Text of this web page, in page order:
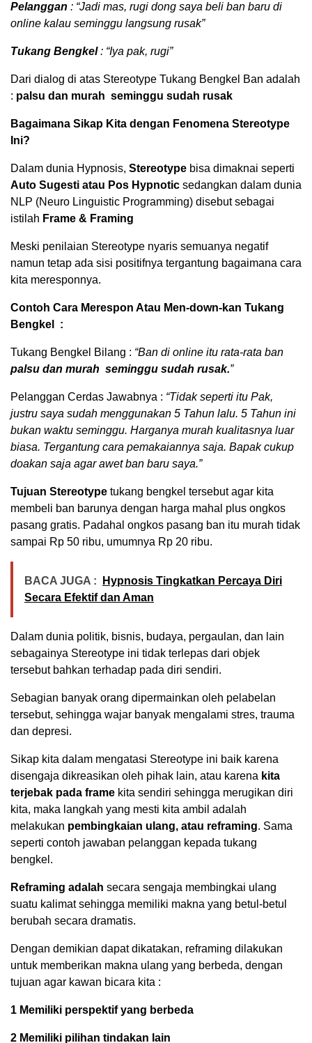
Pelanggan : “Jadi mas, rugi dong saya beli ban baru di
online kalau seminggu langsung rusak”
Tukang Bengkel: “Iya pak, rugi”
Dari dialog di atas Stereotype Tukang Bengkel Ban adalah
: palsu dan murah seminggu sudah rusak
Bagaimana Sikap Kita dengan Fenomena Stereotype
Ini?
Dalam dunia Hypnosis, Stereotype bisa dimaknai seperti
Auto Sugesti atau Pos Hypnotic sedangkan dalam dunia
NLP (Neuro Linguistic Programming) disebut sebagai
istilah Frame & Framing
Meski penilaian Stereotype nyaris semuanya negatif
namun tetap ada sisi positifnya tergantung bagaimana cara
kita meresponnya.
Contoh Cara Merespon Atau Men-down-kan Tukang
Bengkel :
Tukang Bengkel Bilang : “Ban di online itu rata-rata ban
palsu dan murah seminggu sudah rusak.”
Pelanggan Cerdas Jawabnya : “Tidak seperti itu Pak,
justru saya sudah menggunakan 5 Tahun lalu. 5 Tahun ini
bukan waktu seminggu. Harganya murah kualitasnya luar
biasa. Tergantung cara pemakaiannya saja. Bapak cukup
doakan saja agar awet ban baru saya.”
Tujuan Stereotype tukang bengkel tersebut agar kita
membeli ban barunya dengan harga mahal plus ongkos
pasang gratis. Padahal ongkos pasang ban itu murah tidak
sampai Rp 50 ribu, umumnya Rp 20 ribu.
BACA JUGA :
Hypnosis Tingkatkan Percaya Diri
Secara Efektif dan Aman
Dalam dunia politik, bisnis, budaya, pergaulan, dan lain
sebagainya Stereotype ini tidak terlepas dari objek
tersebut bahkan terhadap pada diri sendiri.
Sebagian banyak orang dipermainkan oleh pelabelan
tersebut, sehingga wajar banyak mengalami stres, trauma
dan depresi.
Sikap kita dalam mengatasi Stereotype ini baik karena
disengaja dikreasikan oleh pihak lain, atau karena kita
terjebak pada frame kita sendiri sehingga merugikan diri
kita, maka langkah yang mesti kita ambil adalah
melakukan pembingkaian ulang, atau reframing. Sama
seperti contoh jawaban pelanggan kepada tukang
bengkel.
Reframing adalah secara sengaja membingkai ulang
suatu kalimat sehingga memiliki makna yang betul-betul
berubah secara dramatis.
Dengan demikian dapat dikatakan, reframing dilakukan
untuk memberikan makna ulang yang berbeda, dengan
tujuan agar kawan bicara kita :
1 Memiliki perspektif yang berbeda
2 Memiliki pilihan tindakan lain